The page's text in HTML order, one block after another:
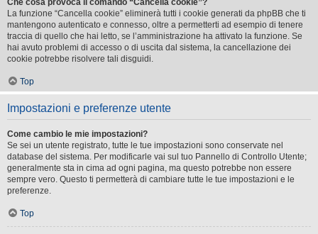
Che cosa provoca il comando “Cancella cookie”?
La funzione “Cancella cookie” eliminerà tutti i cookie generati da phpBB che ti
mantengono autenticato e connesso, oltre a permetterti ad esempio di tenere
traccia di quello che hai letto, se l’amministrazione ha attivato la funzione. Se
hai avuto problemi di accesso o di uscita dal sistema, la cancellazione dei
cookie potrebbe risolvere tali disguidi.
Top
Impostazioni e preferenze utente
Come cambio le mie impostazioni?
Se sei un utente registrato, tutte le tue impostazioni sono conservate nel
database del sistema. Per modificarle vai sul tuo Pannello di Controllo Utente;
generalmente sta in cima ad ogni pagina, ma questo potrebbe non essere
sempre vero. Questo ti permetterà di cambiare tutte le tue impostazioni e le
preferenze.
Top